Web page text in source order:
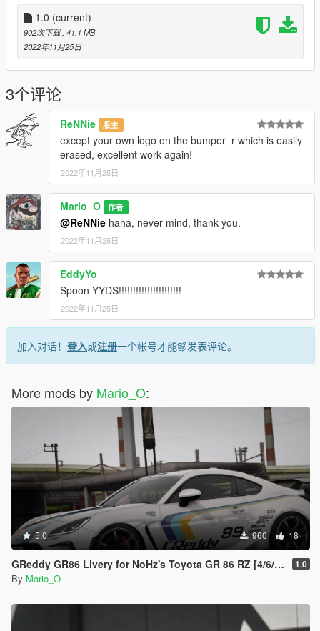
1.0 (current)
902次下载 , 41.1 MB
2022年11月25日
3个评论
ReNNie 版主
except your own logo on the bumper_r which is easily
erased, excellent work again!
2022年11月25日
Mario_O 作者
@ReNNie haha, never mind, thank you.
2022年11月25日
EddyYo
Spoon YYDS!!!!!!!!!!!!!!!!!!!!!!
2022年11月25日
加入对话！ 登入或注册一个帐号才能够发表评论。
More mods by Mario_O:
5.0 960 18
GReddy GR86 Livery for NoHz's Toyota GR 86 RZ [4/6/8K] 1.0
By Mario_O